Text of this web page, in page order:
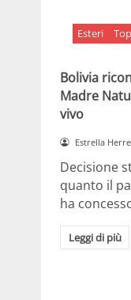
Esteri
Bolivia
Madre
vivo
Estrella
Decisione
quanto il
ha
Leggi di più